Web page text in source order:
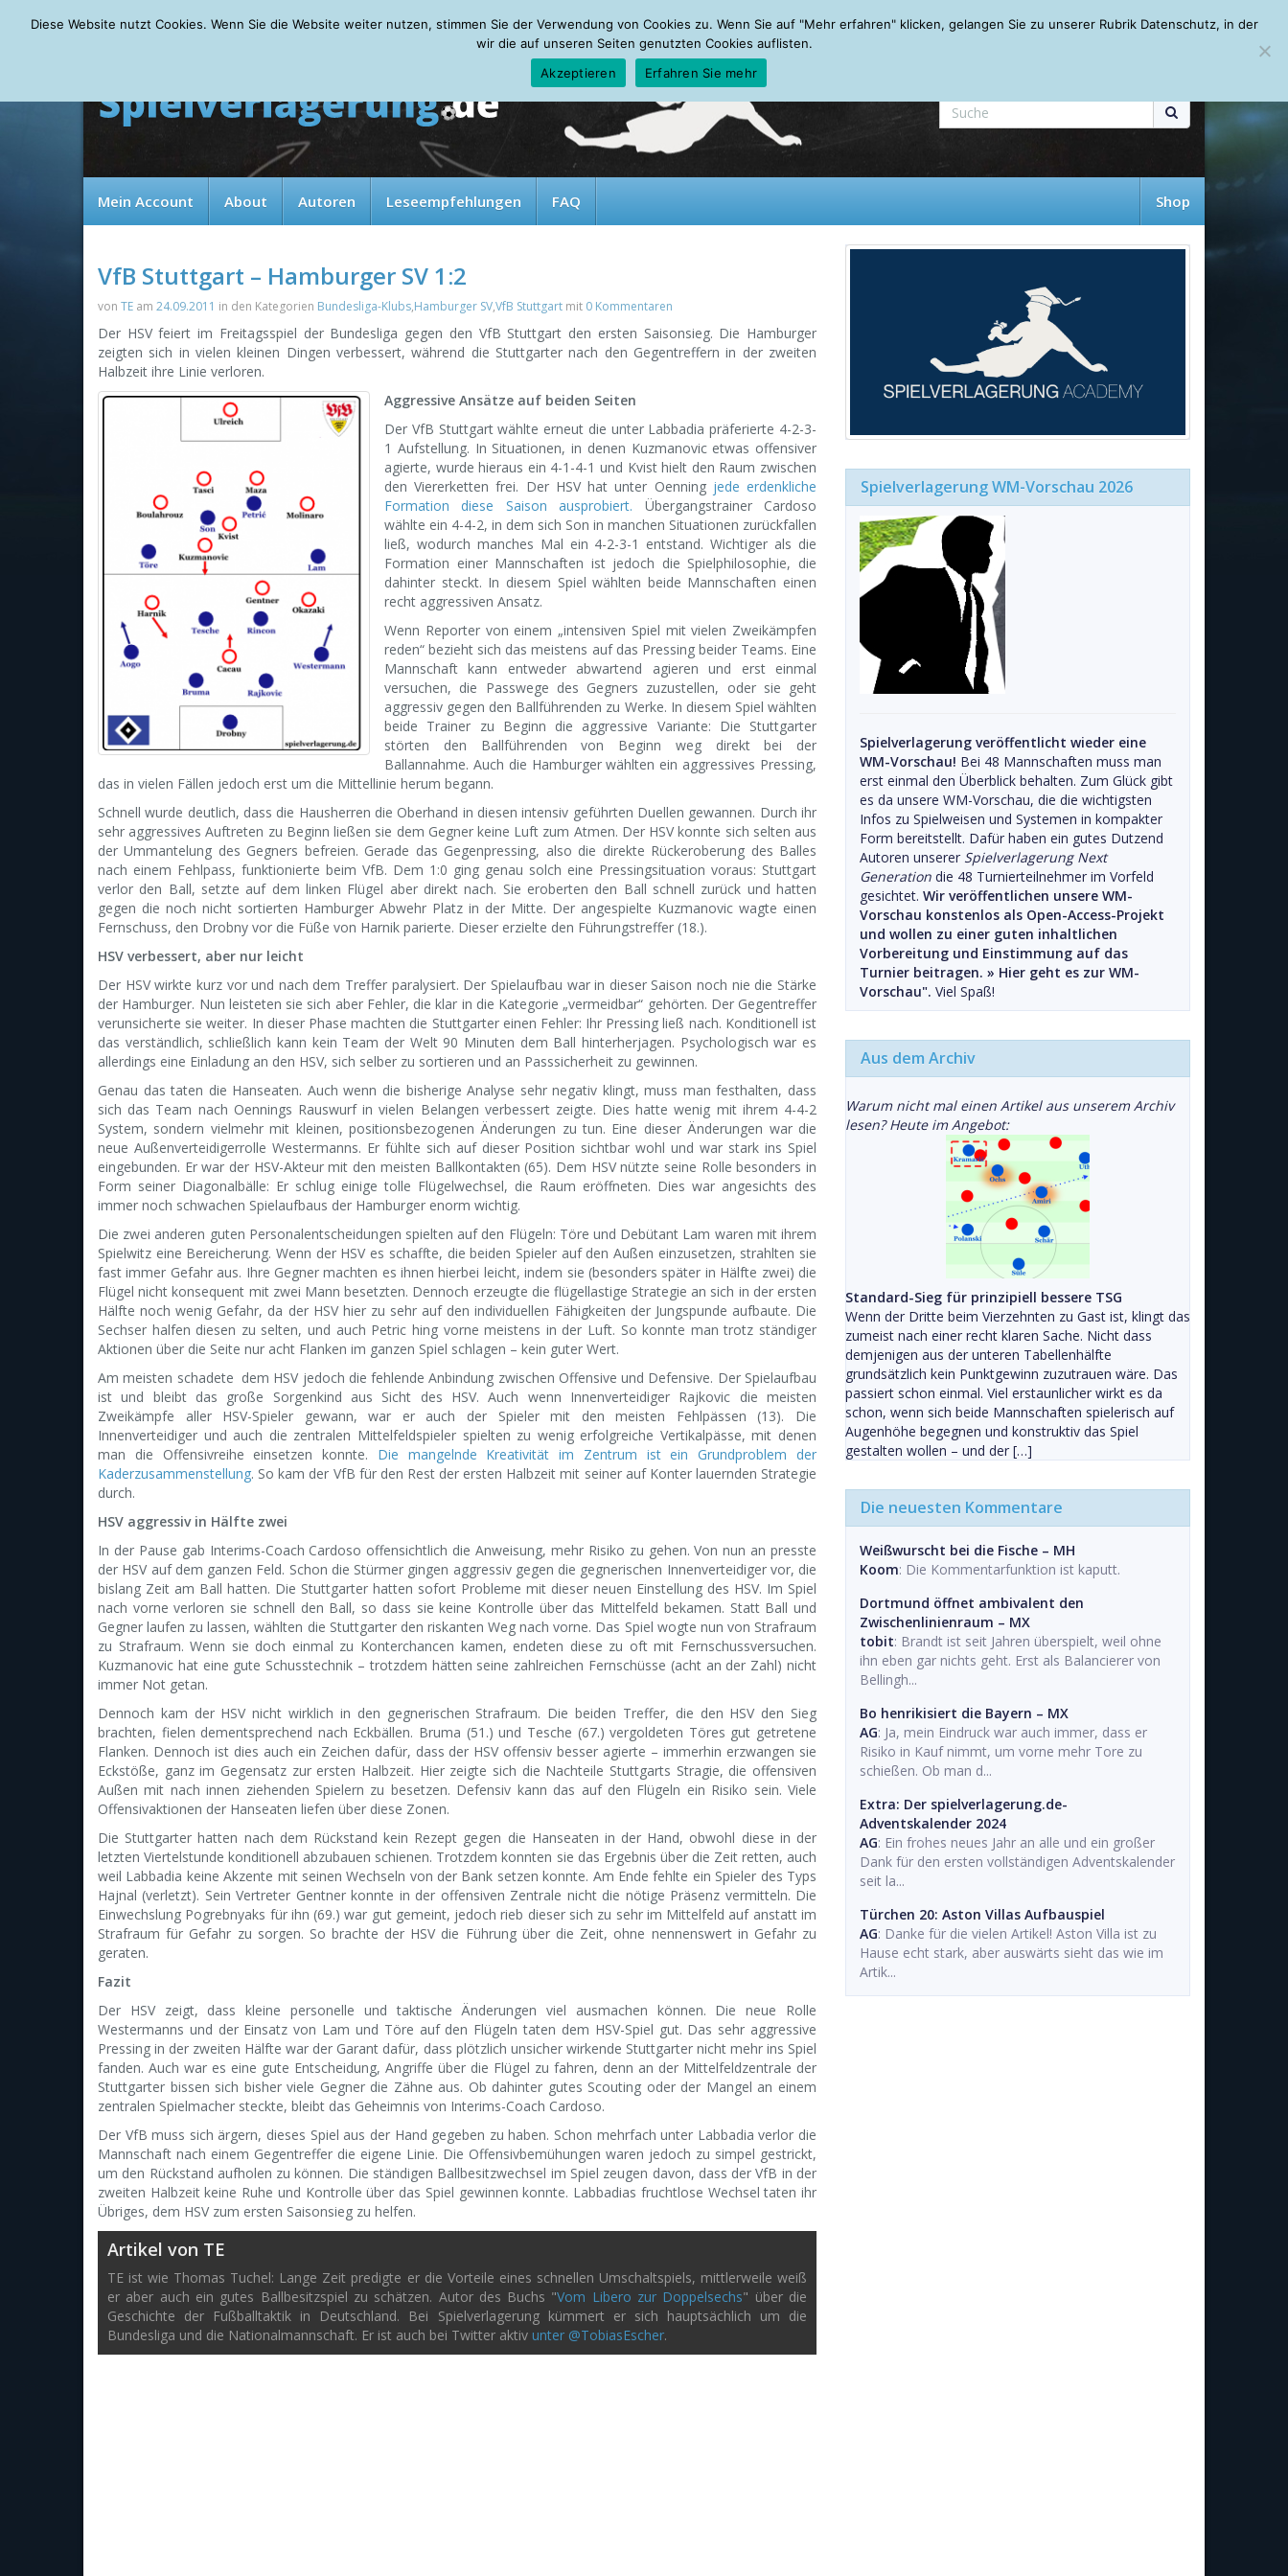
Saturday, 08.08.2026 Mein Account About Autoren Leseempfehlungen FAQ
Mein Account About Autoren Leseempfehlungen FAQ Shop
VfB Stuttgart – Hamburger SV 1:2
von TE am 24.09.2011 in den Kategorien Bundesliga-Klubs,Hamburger SV,VfB Stuttgart mit 0 Kommentaren
Der HSV feiert im Freitagsspiel der Bundesliga gegen den VfB Stuttgart den ersten Saisonsieg. Die Hamburger
zeigten sich in vielen kleinen Dingen verbessert, während die Stuttgarter nach den Gegentreffern in der zweiten
Halbzeit ihre Linie verloren.
Aggressive Ansätze auf beiden Seiten
Der VfB Stuttgart wählte erneut die unter Labbadia präferierte 4-2-3-
1 Aufstellung. In Situationen, in denen Kuzmanovic etwas offensiver
agierte, wurde hieraus ein 4-1-4-1 und Kvist hielt den Raum zwischen
den Viererketten frei. Der HSV hat unter Oenning jede erdenkliche
Formation diese Saison ausprobiert. Übergangstrainer Cardoso
wählte ein 4-4-2, in dem sich Son in manchen Situationen zurückfallen
ließ, wodurch manches Mal ein 4-2-3-1 entstand. Wichtiger als die
Formation einer Mannschaften ist jedoch die Spielphilosophie, die
dahinter steckt. In diesem Spiel wählten beide Mannschaften einen
recht aggressiven Ansatz.
Wenn Reporter von einem „intensiven Spiel mit vielen Zweikämpfen
reden“ bezieht sich das meistens auf das Pressing beider Teams. Eine
Mannschaft kann entweder abwartend agieren und erst einmal
versuchen, die Passwege des Gegners zuzustellen, oder sie geht
aggressiv gegen den Ballführenden zu Werke. In diesem Spiel wählten
beide Trainer zu Beginn die aggressive Variante: Die Stuttgarter
störten den Ballführenden von Beginn weg direkt bei der
Ballannahme. Auch die Hamburger wählten ein aggressives Pressing,
das in vielen Fällen jedoch erst um die Mittellinie herum begann.
Schnell wurde deutlich, dass die Hausherren die Oberhand in diesen intensiv geführten Duellen gewannen. Durch ihr
sehr aggressives Auftreten zu Beginn ließen sie dem Gegner keine Luft zum Atmen. Der HSV konnte sich selten aus
der Ummantelung des Gegners befreien. Gerade das Gegenpressing, also die direkte Rückeroberung des Balles
nach einem Fehlpass, funktionierte beim VfB. Dem 1:0 ging genau solch eine Pressingsituation voraus: Stuttgart
verlor den Ball, setzte auf dem linken Flügel aber direkt nach. Sie eroberten den Ball schnell zurück und hatten
gegen die noch nicht sortierten Hamburger Abwehr Platz in der Mitte. Der angespielte Kuzmanovic wagte einen
Fernschuss, den Drobny vor die Füße von Harnik parierte. Dieser erzielte den Führungstreffer (18.).
HSV verbessert, aber nur leicht
Der HSV wirkte kurz vor und nach dem Treffer paralysiert. Der Spielaufbau war in dieser Saison noch nie die Stärke
der Hamburger. Nun leisteten sie sich aber Fehler, die klar in die Kategorie „vermeidbar“ gehörten. Der Gegentreffer
verunsicherte sie weiter. In dieser Phase machten die Stuttgarter einen Fehler: Ihr Pressing ließ nach. Konditionell ist
das verständlich, schließlich kann kein Team der Welt 90 Minuten dem Ball hinterherjagen. Psychologisch war es
allerdings eine Einladung an den HSV, sich selber zu sortieren und an Passsicherheit zu gewinnen.
Genau das taten die Hanseaten. Auch wenn die bisherige Analyse sehr negativ klingt, muss man festhalten, dass
sich das Team nach Oennings Rauswurf in vielen Belangen verbessert zeigte. Dies hatte wenig mit ihrem 4-4-2
System, sondern vielmehr mit kleinen, positionsbezogenen Änderungen zu tun. Eine dieser Änderungen war die
neue Außenverteidigerrolle Westermanns. Er fühlte sich auf dieser Position sichtbar wohl und war stark ins Spiel
eingebunden. Er war der HSV-Akteur mit den meisten Ballkontakten (65). Dem HSV nützte seine Rolle besonders in
Form seiner Diagonalbälle: Er schlug einige tolle Flügelwechsel, die Raum eröffneten. Dies war angesichts des
immer noch schwachen Spielaufbaus der Hamburger enorm wichtig.
Die zwei anderen guten Personalentscheidungen spielten auf den Flügeln: Töre und Debütant Lam waren mit ihrem
Spielwitz eine Bereicherung. Wenn der HSV es schaffte, die beiden Spieler auf den Außen einzusetzen, strahlten sie
fast immer Gefahr aus. Ihre Gegner machten es ihnen hierbei leicht, indem sie (besonders später in Hälfte zwei) die
Flügel nicht konsequent mit zwei Mann besetzten. Dennoch erzeugte die flügellastige Strategie an sich in der ersten
Hälfte noch wenig Gefahr, da der HSV hier zu sehr auf den individuellen Fähigkeiten der Jungspunde aufbaute. Die
Sechser halfen diesen zu selten, und auch Petric hing vorne meistens in der Luft. So konnte man trotz ständiger
Aktionen über die Seite nur acht Flanken im ganzen Spiel schlagen – kein guter Wert.
Am meisten schadete dem HSV jedoch die fehlende Anbindung zwischen Offensive und Defensive. Der Spielaufbau
ist und bleibt das große Sorgenkind aus Sicht des HSV. Auch wenn Innenverteidiger Rajkovic die meisten
Zweikämpfe aller HSV-Spieler gewann, war er auch der Spieler mit den meisten Fehlpässen (13). Die
Innenverteidiger und auch die zentralen Mittelfeldspieler spielten zu wenig erfolgreiche Vertikalpässe, mit denen
man die Offensivreihe einsetzen konnte. Die mangelnde Kreativität im Zentrum ist ein Grundproblem der
Kaderzusammenstellung. So kam der VfB für den Rest der ersten Halbzeit mit seiner auf Konter lauernden Strategie
durch.
HSV aggressiv in Hälfte zwei
In der Pause gab Interims-Coach Cardoso offensichtlich die Anweisung, mehr Risiko zu gehen. Von nun an presste
der HSV auf dem ganzen Feld. Schon die Stürmer gingen aggressiv gegen die gegnerischen Innenverteidiger vor, die
bislang Zeit am Ball hatten. Die Stuttgarter hatten sofort Probleme mit dieser neuen Einstellung des HSV. Im Spiel
nach vorne verloren sie schnell den Ball, so dass sie keine Kontrolle über das Mittelfeld bekamen. Statt Ball und
Gegner laufen zu lassen, wählten die Stuttgarter den riskanten Weg nach vorne. Das Spiel wogte nun von Strafraum
zu Strafraum. Wenn sie doch einmal zu Konterchancen kamen, endeten diese zu oft mit Fernschussversuchen.
Kuzmanovic hat eine gute Schusstechnik – trotzdem hätten seine zahlreichen Fernschüsse (acht an der Zahl) nicht
immer Not getan.
Dennoch kam der HSV nicht wirklich in den gegnerischen Strafraum. Die beiden Treffer, die den HSV den Sieg
brachten, fielen dementsprechend nach Eckbällen. Bruma (51.) und Tesche (67.) vergoldeten Töres gut getretene
Flanken. Dennoch ist dies auch ein Zeichen dafür, dass der HSV offensiv besser agierte – immerhin erzwangen sie
Eckstöße, ganz im Gegensatz zur ersten Halbzeit. Hier zeigte sich die Nachteile Stuttgarts Stragie, die offensiven
Außen mit nach innen ziehenden Spielern zu besetzen. Defensiv kann das auf den Flügeln ein Risiko sein. Viele
Offensivaktionen der Hanseaten liefen über diese Zonen.
Die Stuttgarter hatten nach dem Rückstand kein Rezept gegen die Hanseaten in der Hand, obwohl diese in der
letzten Viertelstunde konditionell abzubauen schienen. Trotzdem konnten sie das Ergebnis über die Zeit retten, auch
weil Labbadia keine Akzente mit seinen Wechseln von der Bank setzen konnte. Am Ende fehlte ein Spieler des Typs
Hajnal (verletzt). Sein Vertreter Gentner konnte in der offensiven Zentrale nicht die nötige Präsenz vermitteln. Die
Einwechslung Pogrebnyaks für ihn (69.) war gut gemeint, jedoch rieb dieser sich zu sehr im Mittelfeld auf anstatt im
Strafraum für Gefahr zu sorgen. So brachte der HSV die Führung über die Zeit, ohne nennenswert in Gefahr zu
geraten.
Fazit
Der HSV zeigt, dass kleine personelle und taktische Änderungen viel ausmachen können. Die neue Rolle
Westermanns und der Einsatz von Lam und Töre auf den Flügeln taten dem HSV-Spiel gut. Das sehr aggressive
Pressing in der zweiten Hälfte war der Garant dafür, dass plötzlich unsicher wirkende Stuttgarter nicht mehr ins Spiel
fanden. Auch war es eine gute Entscheidung, Angriffe über die Flügel zu fahren, denn an der Mittelfeldzentrale der
Stuttgarter bissen sich bisher viele Gegner die Zähne aus. Ob dahinter gutes Scouting oder der Mangel an einem
zentralen Spielmacher steckte, bleibt das Geheimnis von Interims-Coach Cardoso.
Der VfB muss sich ärgern, dieses Spiel aus der Hand gegeben zu haben. Schon mehrfach unter Labbadia verlor die
Mannschaft nach einem Gegentreffer die eigene Linie. Die Offensivbemühungen waren jedoch zu simpel gestrickt,
um den Rückstand aufholen zu können. Die ständigen Ballbesitzwechsel im Spiel zeugen davon, dass der VfB in der
zweiten Halbzeit keine Ruhe und Kontrolle über das Spiel gewinnen konnte. Labbadias fruchtlose Wechsel taten ihr
Übriges, dem HSV zum ersten Saisonsieg zu helfen.
Artikel von TE
TE ist wie Thomas Tuchel: Lange Zeit predigte er die Vorteile eines schnellen Umschaltspiels, mittlerweile weiß
er aber auch ein gutes Ballbesitzspiel zu schätzen. Autor des Buchs "Vom Libero zur Doppelsechs" über die
Geschichte der Fußballtaktik in Deutschland. Bei Spielverlagerung kümmert er sich hauptsächlich um die
Bundesliga und die Nationalmannschaft. Er ist auch bei Twitter aktiv unter @TobiasEscher.
Spielverlagerung WM-Vorschau 2026
Spielverlagerung veröffentlicht wieder eine
WM-Vorschau! Bei 48 Mannschaften muss man
erst einmal den Überblick behalten. Zum Glück gibt
es da unsere WM-Vorschau, die die wichtigsten
Infos zu Spielweisen und Systemen in kompakter
Form bereitstellt. Dafür haben ein gutes Dutzend
Autoren unserer Spielverlagerung Next
Generation die 48 Turnierteilnehmer im Vorfeld
gesichtet. Wir veröffentlichen unsere WM-
Vorschau konstenlos als Open-Access-Projekt
und wollen zu einer guten inhaltlichen
Vorbereitung und Einstimmung auf das
Turnier beitragen. » Hier geht es zur WM-
Vorschau". Viel Spaß!
Aus dem Archiv
Warum nicht mal einen Artikel aus unserem Archiv
lesen? Heute im Angebot:
Standard-Sieg für prinzipiell bessere TSG
Wenn der Dritte beim Vierzehnten zu Gast ist, klingt das
zumeist nach einer recht klaren Sache. Nicht dass
demjenigen aus der unteren Tabellenhälfte
grundsätzlich kein Punktgewinn zuzutrauen wäre. Das
passiert schon einmal. Viel erstaunlicher wirkt es da
schon, wenn sich beide Mannschaften spielerisch auf
Augenhöhe begegnen und konstruktiv das Spiel
gestalten wollen – und der […]
Die neuesten Kommentare
Weißwurscht bei die Fische – MH
Koom: Die Kommentarfunktion ist kaputt.
Dortmund öffnet ambivalent den
Zwischenlinienraum – MX
tobit: Brandt ist seit Jahren überspielt, weil ohne
ihn eben gar nichts geht. Erst als Balancierer von
Bellingh...
Bo henrikisiert die Bayern – MX
AG: Ja, mein Eindruck war auch immer, dass er
Risiko in Kauf nimmt, um vorne mehr Tore zu
schießen. Ob man d...
Extra: Der spielverlagerung.de-
Adventskalender 2024
AG: Ein frohes neues Jahr an alle und ein großer
Dank für den ersten vollständigen Adventskalender
seit la...
Türchen 20: Aston Villas Aufbauspiel
AG: Danke für die vielen Artikel! Aston Villa ist zu
Hause echt stark, aber auswärts sieht das wie im
Artik...
Diese Website nutzt Cookies. Wenn Sie die Website weiter nutzen, stimmen Sie der Verwendung von Cookies zu. Wenn Sie auf "Mehr erfahren" klicken, gelangen Sie zu unserer Rubrik Datenschutz, in der
wir die auf unseren Seiten genutzten Cookies auflisten.
Akzeptieren
Erfahren Sie mehr